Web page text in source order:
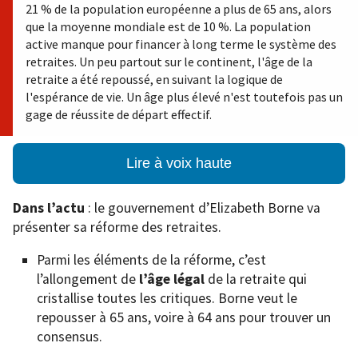
21 % de la population européenne a plus de 65 ans, alors
que la moyenne mondiale est de 10 %. La population
active manque pour financer à long terme le système des
retraites. Un peu partout sur le continent, l'âge de la
retraite a été repoussé, en suivant la logique de
l'espérance de vie. Un âge plus élevé n'est toutefois pas un
gage de réussite de départ effectif.
Lire à voix haute
Dans l’actu : le gouvernement d’Elizabeth Borne va
présenter sa réforme des retraites.
Parmi les éléments de la réforme, c’est
l’allongement de l’âge légal de la retraite qui
cristallise toutes les critiques. Borne veut le
repousser à 65 ans, voire à 64 ans pour trouver un
consensus.